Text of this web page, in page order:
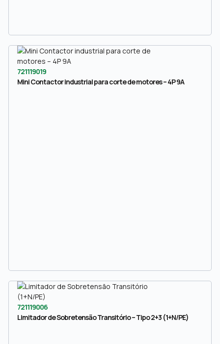
721119019
Mini Contactor industrial para corte de motores – 4P 9A
721119006
Limitador de Sobretensão Transitório – Tipo 2+3 (1+N/PE)